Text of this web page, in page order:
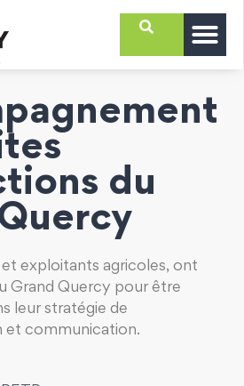
du
exploitants agricoles, ont
Grand Quercy pour être
leur stratégie de
et communication.